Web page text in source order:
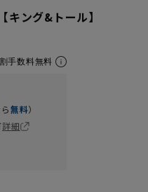
キング&トール】
手数料無料
無料）
詳細